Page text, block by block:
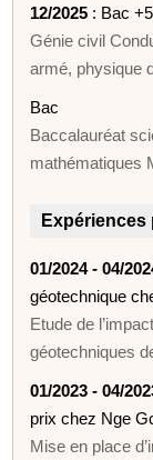
12/2025 : Bac +5
Génie civil
armé, physique
Bac
Baccalauréat
mathématiques
01/2024 - 04/
géotechnique
Etude de
géotechniques
01/2023 - 04/
prix chez Nge
Mise en place